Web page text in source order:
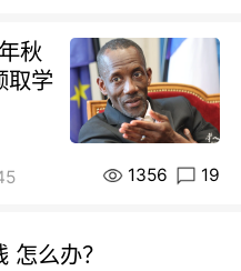
秋
取学
1356 19
怎么办？